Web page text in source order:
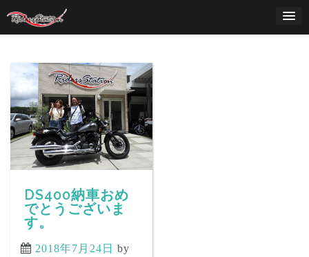
content
DS400納車おめ
でとうございま
す。
2018年7月24日 by